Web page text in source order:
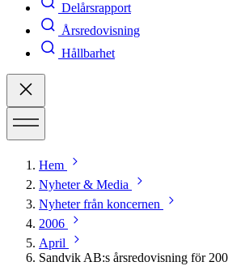
Delårsrapport
Årsredovisning
Hållbarhet
Hem
Nyheter & Media
Nyheter från koncernen
2006
April
Sandvik AB:s årsredovisning för